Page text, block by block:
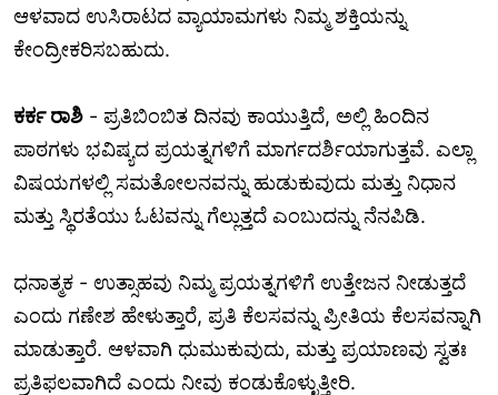
ಆಳವಾದ ಉಸಿರಾಟದ ವ್ಯಾಯಾಮಗಳು ನಿಮ್ಮ ಶಕ್ತಿಯನ್ನು
ಕೇಂದ್ರೀಕರಿಸಬಹುದು.
ಕರ್ಕ ರಾಶಿ - ಪ್ರತಿಬಿಂಬಿತ ದಿನವು ಕಾಯುತ್ತಿದೆ, ಅಲ್ಲಿ ಹಿಂದಿನ
ಪಾಠಗಳು ಭವಿಷ್ಯದ ಪ್ರಯತ್ನಗಳಿಗೆ ಮಾರ್ಗದರ್ಶಿಯಾಗುತ್ತವೆ. ಎಲ್ಲಾ
ವಿಷಯಗಳಲ್ಲಿ ಸಮತೋಲನವನ್ನು ಹುಡುಕುವುದು ಮತ್ತು ನಿಧಾನ
ಮತ್ತು ಸ್ಥಿರತೆಯು ಓಟವನ್ನು ಗೆಲ್ಲುತ್ತದೆ ಎಂಬುದನ್ನು ನೆನಪಿಡಿ.
ಧನಾತ್ಮಕ - ಉತ್ಸಾಹವು ನಿಮ್ಮ ಪ್ರಯತ್ನಗಳಿಗೆ ಉತ್ತೇಜನ ನೀಡುತ್ತದೆ
ಎಂದು ಗಣೇಶ ಹೇಳುತ್ತಾರೆ, ಪ್ರತಿ ಕೆಲಸವನ್ನು ಪ್ರೀತಿಯ ಕೆಲಸವನ್ನಾಗಿ
ಮಾಡುತ್ತಾರೆ. ಆಳವಾಗಿ ಧುಮುಕುವುದು, ಮತ್ತು ಪ್ರಯಾಣವು ಸ್ವತಃ
ಪ್ರತಿಫಲವಾಗಿದೆ ಎಂದು ನೀವು ಕಂಡುಕೊಳ್ಳುತ್ತೀರಿ.